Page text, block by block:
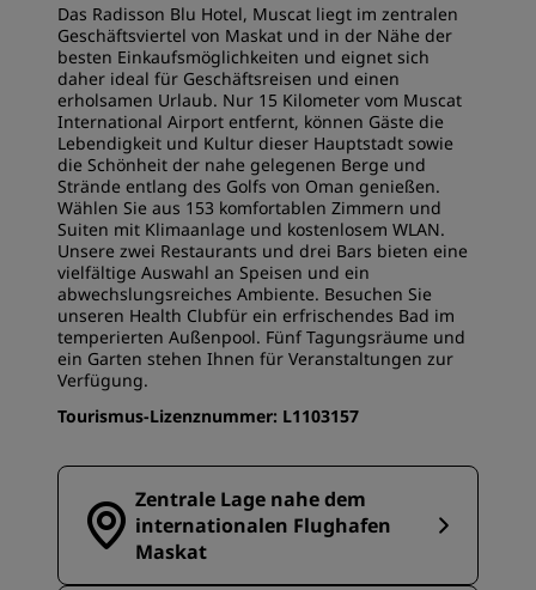
Das Radisson Blu Hotel, Muscat liegt im zentralen
Geschäftsviertel von Maskat und in der Nähe der
besten Einkaufsmöglichkeiten und eignet sich
daher ideal für Geschäftsreisen und einen
erholsamen Urlaub. Nur 15 Kilometer vom Muscat
International Airport entfernt, können Gäste die
Lebendigkeit und Kultur dieser Hauptstadt sowie
die Schönheit der nahe gelegenen Berge und
Strände entlang des Golfs von Oman genießen.
Wählen Sie aus 153 komfortablen Zimmern und
Suiten mit Klimaanlage und kostenlosem WLAN.
Unsere zwei Restaurants und drei Bars bieten eine
vielfältige Auswahl an Speisen und ein
abwechslungsreiches Ambiente. Besuchen Sie
unseren Health Clubfür ein erfrischendes Bad im
temperierten Außenpool. Fünf Tagungsräume und
ein Garten stehen Ihnen für Veranstaltungen zur
Verfügung.
Tourismus-Lizenznummer: L1103157
Zentrale Lage nahe dem
internationalen Flughafen
Maskat